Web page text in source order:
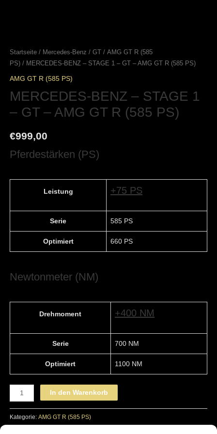
Startseite / Mercedes-Benz / GT / AMG GT R (585
PS) / MERCEDES-BENZ – STAGE 1 – GT – AMG GT R (585 PS)
AMG GT R (585 PS)
MERCEDES-BENZ – STAGE 1
– GT – AMG GT R (585 PS)
€999,00
Pferdestärken (PS)
Leistung +75 PS
Serie 585 PS
Optimiert 660 PS
Newtonmeter (NM)
Drehmoment +400 NM
Serie 700 NM
Optimiert 1100 NM
MERCEDES-
BENZ
-
STAGE
In den Warenkorb
Kategorie: AMG GT R (585 PS)